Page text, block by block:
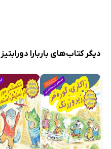
دیگر کتاب‌های باربارا دورابتیز